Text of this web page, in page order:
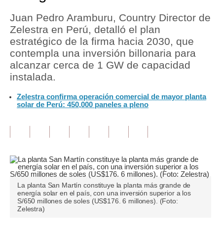
Finanzas Personales
Inmobiliarias
Plus G
Editorial
Tendencias
Lujo
Viajes
Juan Pedro Aramburu, Country Director de
Zelestra en Perú, detalló el plan
estratégico de la firma hacia 2030, que
contempla una inversión billonaria para
alcanzar cerca de 1 GW de capacidad
instalada.
Zelestra confirma operación comercial de mayor planta
solar de Perú: 450,000 paneles a pleno
La planta San Martín constituye la planta más grande de
energía solar en el país, con una inversión superior a los
S/650 millones de soles (US$176. 6 millones). (Foto:
Zelestra)